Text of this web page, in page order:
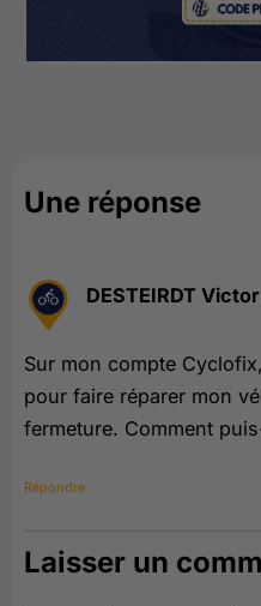
Une réponse
DESTEIRDT Victor
Sur mon compte
pour faire réparer mon
fermeture. Comment
Répondre
Laisser un